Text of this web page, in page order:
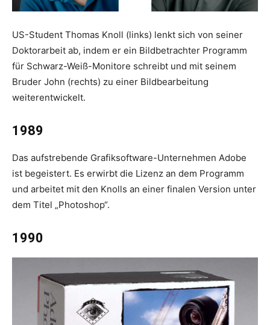
US-Student Thomas Knoll (links) lenkt sich von seiner
Doktorarbeit ab, indem er ein Bildbetrachter­ Programm
für Schwarz-Weiß-Monitore schreibt und mit seinem
Bruder John (rechts) zu einer Bildbearbeitung
weiterentwickelt.
1989
Das aufstrebende Grafiksoftware-Unternehmen Adobe
ist begeistert. Es erwirbt die Lizenz an dem Programm
und arbeitet mit den Knolls an einer finalen Version unter
dem Titel „Photoshop“.
1990